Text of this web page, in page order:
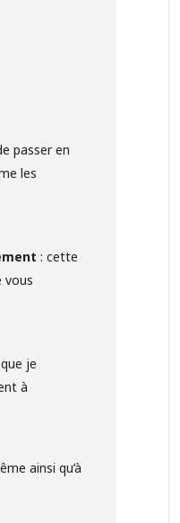
passer en
les
: cette
vous
je
à
ainsi qu’à